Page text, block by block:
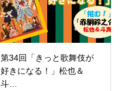
第34回「きっと歌舞伎が
好きになる！」松也＆
斗…